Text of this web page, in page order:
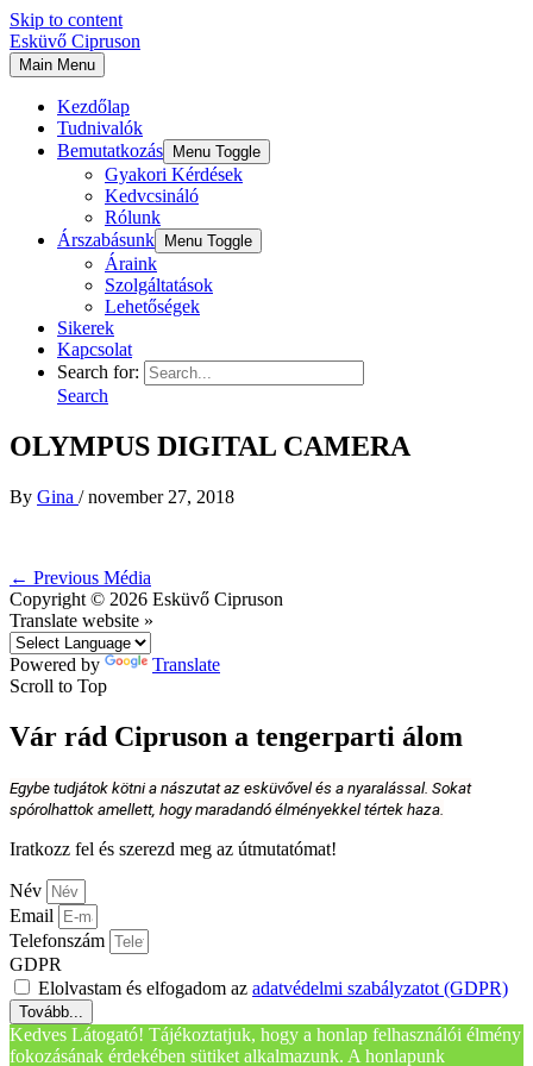
Skip to content
Esküvő Cipruson
Main Menu
Kezdőlap
Tudnivalók
Bemutatkozás
Menu Toggle
Gyakori Kérdések
Kedvcsináló
Rólunk
Árszabásunk
Menu Toggle
Áraink
Szolgáltatások
Lehetőségek
Sikerek
Kapcsolat
Search for:
Search
OLYMPUS DIGITAL CAMERA
By Gina /november 27, 2018
← Previous Média
Copyright © 2026 Esküvő Cipruson
Translate website »
Powered by
Translate
Scroll to Top
Vár rád Cipruson a tengerparti álom
Egybe tudjátok kötni a nászutat az esküvővel és a nyaralással. Sokat
spórolhattok amellett, hogy maradandó élményekkel tértek haza.
Iratkozz fel és szerezd meg az útmutatómat!
Név
Email
Telefonszám
GDPR
Elolvastam és elfogadom az adatvédelmi szabályzatot (GDPR)
Tovább...
Kedves Látogató! Tájékoztatjuk, hogy a honlap felhasználói élmény
fokozásának érdekében sütiket alkalmazunk. A honlapunk